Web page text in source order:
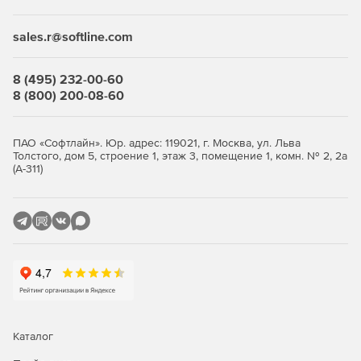
виртуальных машин с высоким уровнем
виртуализации оборудования применяется QEMU,
эмулирующий процессоры, память и периферийные
(Windows, Linux, BSD и др.).
2. Контейнеры LXC (Linux Containers)
уровне операционной системы) создает легкие
непосредственно на хостовом ядре, обладая
собственной файловой системой, набором процессов и
расходов, однако подходит исключительно для Linux-
sales.r@softline.com
8 (495) 232-00-60
8 (800) 200-08-60
ПАО «Софтлайн». Юр. адрес: 119021, г. Москва, ул. Льва
Толстого, дом 5, строение 1, этаж 3, помещение 1, комн. № 2, 2а
(А-311)
Каталог